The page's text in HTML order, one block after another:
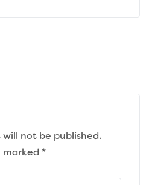
will not be published.
marked *